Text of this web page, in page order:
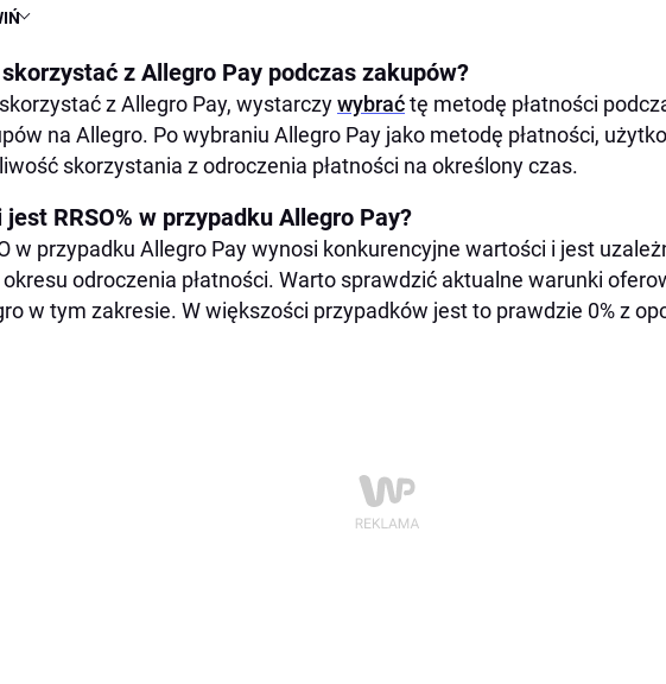
Czy można zwrócić produkt zakupiony przy użyciu Allegro Pay?
Jak monitorować swoje płatności związane z Allegro Pay?
Czy Allegro Pay oferuje opcję rozłożenia płatności?
Jakie są ograniczenia korzystania z Allegro Pay?
Gdzie sprawdzić swoją historię transakcji z Allegro Pay?
Jakie są korzyści płynące z korzystania z Allegro Pay?
Czy Allegro Pay oferuje program lojalnościowy dla użytkowników?
z Allegro Pay podczas zakupów?
z Allegro Pay, wystarczywybraćtę metodę płatności
na Allegro. Po wybraniu Allegro Pay jako metodę płatności,
skorzystania z odroczenia płatności na określony czas.
RRSO% w przypadku Allegro Pay?
w przypadku Allegro Pay wynosi konkurencyjne wartości i jest
odroczenia płatności. Warto sprawdzić aktualne warunki
w tym zakresie. W większości przypadków jest to prawdzie 0% z